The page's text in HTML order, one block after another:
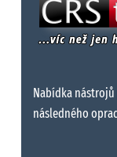
Nabídka
následného